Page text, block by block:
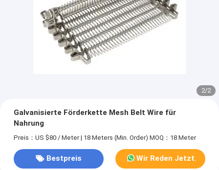
2/2
Galvanisierte Förderkette Mesh Belt Wire für
Nahrung
Preis：US $80 / Meter | 18 Meters (Min. Order) MOQ：18 Meter
Bestpreis Wir Reden Jetzt.